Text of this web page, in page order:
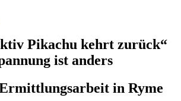
Pikachu kehrt zurück“
ist anders
in Ryme